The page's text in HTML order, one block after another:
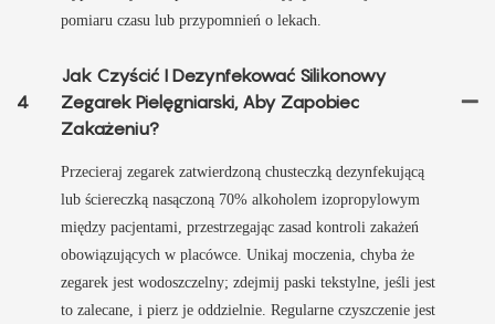
pomiaru czasu lub przypomnień o lekach.
4
Jak Czyścić I Dezynfekować Silikonowy
Zegarek Pielęgniarski, Aby Zapobiec
Zakażeniu?
Przecieraj zegarek zatwierdzoną chusteczką dezynfekującą
lub ściereczką nasączoną 70% alkoholem izopropylowym
między pacjentami, przestrzegając zasad kontroli zakażeń
obowiązujących w placówce. Unikaj moczenia, chyba że
zegarek jest wodoszczelny; zdejmij paski tekstylne, jeśli jest
to zalecane, i pierz je oddzielnie. Regularne czyszczenie jest